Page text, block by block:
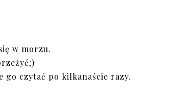
w morzu.
go czytać po kilkanaście razy.